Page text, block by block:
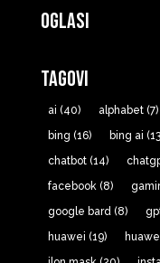
Oglasi
Tagovi
ai (40) alphabet(7)
bing (16) bing ai
chatbot(14)
facebook(8)
google bard(8)
huawei (19)